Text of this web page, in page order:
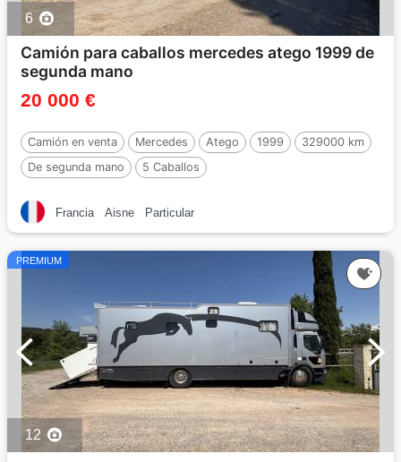
6
Camión para caballos mercedes atego 1999 de
segunda mano
20 000 €
Camión en venta Mercedes Atego 1999
329000 km
De segunda mano
5 Caballos
Francia Aisne Particular
PREMIUM
12